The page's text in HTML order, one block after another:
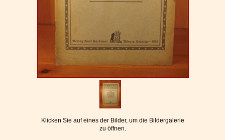
Geschäftsbedingungen
Datenschutzerklärung
Ihr WarenkorbKlicken Sie auf eines der Bilder, um die Bildergalerie
zu öffnen.